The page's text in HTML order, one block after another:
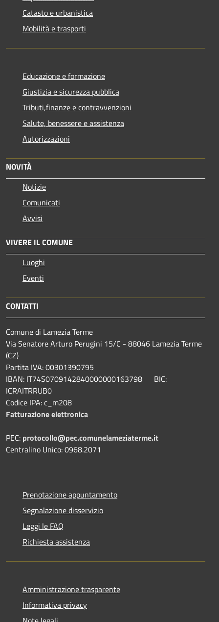
Catasto e urbanistica
Mobilità e trasporti
Educazione e formazione
Giustizia e sicurezza pubblica
Tributi,finanze e contravvenzioni
Salute, benessere e assistenza
Autorizzazioni
NOVITÀ
Notizie
Comunicati
Avvisi
VIVERE IL COMUNE
Luoghi
Eventi
CONTATTI
Comune di Lamezia Terme
Via Senatore Arturo Perugini 15/C - 88046 Lamezia Terme
(CZ)
Partita IVA: 00301390795
IBAN: IT74S0709142840000000163798 BIC:
ICRAITRRUB0
Codice IPA: c_m208
Fatturazione elettronica
PEC: protocollo@pec.comunelameziaterme.it
Centralino Unico: 0968.2071
Prenotazione appuntamento
Segnalazione disservizio
Leggi le FAQ
Richiesta assistenza
Amministrazione trasparente
Informativa privacy